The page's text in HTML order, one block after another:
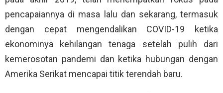
pencapaiannya di masa lalu dan sekarang, termasuk
dengan cepat mengendalikan COVID-19 ketika
ekonominya kehilangan tenaga setelah pulih dari
kemerosotan pandemi dan ketika hubungan dengan
Amerika Serikat mencapai titik terendah baru.